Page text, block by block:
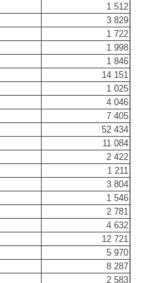
1 512
3 829
1 722
1 998
1 846
14 151
1 025
4 046
7 405
52 434
11 084
2 422
1 211
3 804
1 546
2 781
4 632
12 721
5 970
8 287
2 583